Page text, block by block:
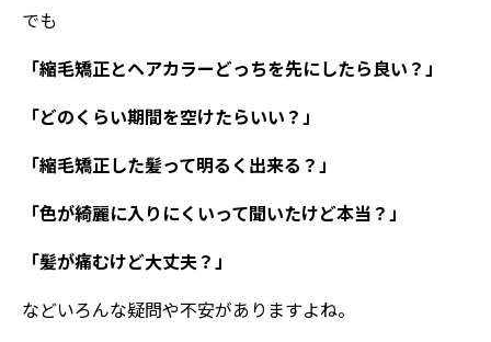
でも
「縮毛矯正とヘアカラーどっちを先にしたら良い？」
「どのくらい期間を空けたらいい？」
「縮毛矯正した髪って明るく出来る？」
「色が綺麗に入りにくいって聞いたけど本当？」
「髪が痛むけど大丈夫？」
などいろんな疑問や不安がありますよね。